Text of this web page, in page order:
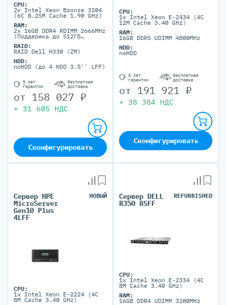
CPU:
2x Intel Xeon Bronze 3204
(6C 8.25M Cache 1.90 GHz)
RAM:
2x 16GB DDR4 RDIMM 2666MHz
(Поддержка до 512Гб
портов)
RAID:
RAID Dell H330 (ZM)
HDD:
noHDD (до 4 HDD 3.5'' LFF)
5 лет
гарантии
Бесплатная
доставка
от 158 027 ₽
+ 31 605 НДС
Сконфигурировать
CPU:
1x Intel Xeon E-2434 (4C
12M Cache 3.40 GHz)
RAM:
16GB DDR5 UDIMM 4800MHz
HDD:
noHDD
5 лет
гарантии
Бесплатная
доставка
от 191 921 ₽
+ 38 384 НДС
Сконфигурировать
Сервер HPE
MicroServer
Gen10 Plus
4LFF
НОВЫЙ
CPU:
1x Intel Xeon E-2224 (4C
8M Cache 3.40 GHz)
Сервер DELL
R350 8SFF
REFURBISHED
CPU:
1x Intel Xeon E-2334 (4C
8M Cache 3.40 GHz)
RAM:
16GB DDR4 UDIMM 3200MHz